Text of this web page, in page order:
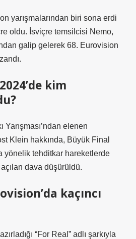
yarışmalarından biri sona erdi
oldu. İsviçre temsilcisi Nemo,
galip gelerek 68. Eurovision
kim
elenen
Klein hakkında, Büyük Final
yönelik tehditkar hareketlerde
dava düşürüldü.
kaçıncı
“For Real” adlı şarkıyla